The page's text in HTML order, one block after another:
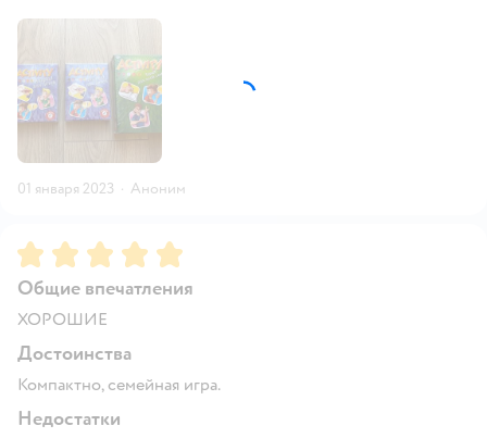
01 января 2023 · Аноним
Рейтинг:5
Общие впечатления
ХОРОШИЕ
Достоинства
Компактно, семейная игра.
Недостатки